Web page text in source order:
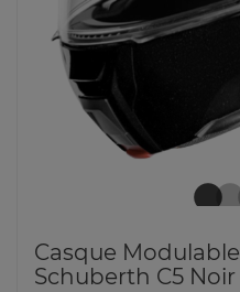
Casque Modulable
Schuberth C5 Noir